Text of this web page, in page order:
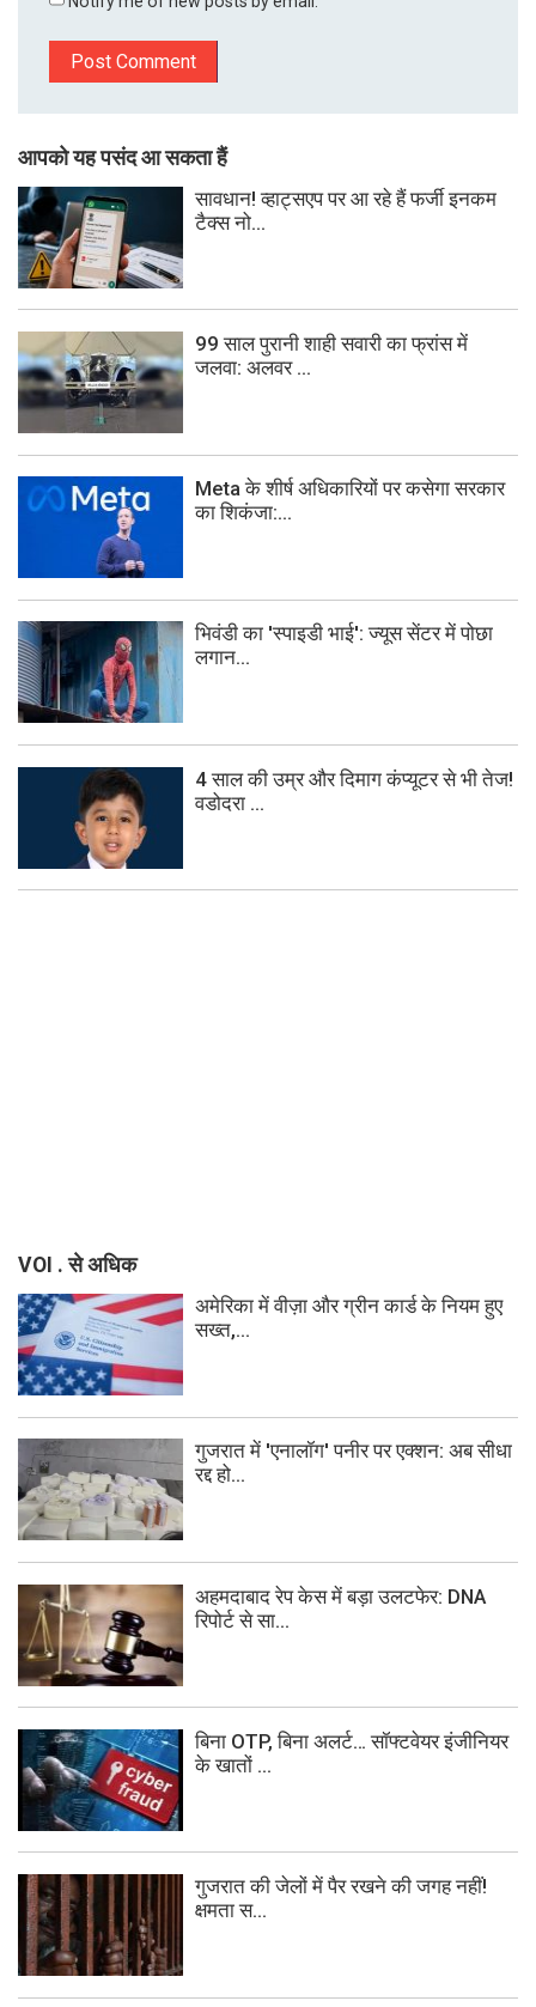
आपको यह पसंद आ सकता हैं
सावधान! व्हाट्सएप पर आ रहे हैं फर्जी इनकम
टैक्स नो...
99 साल पुरानी शाही सवारी का फ्रांस में
जलवा: अलवर ...
Meta के शीर्ष अधिकारियों पर कसेगा सरकार
का शिकंजा:...
भिवंडी का 'स्पाइडी भाई': ज्यूस सेंटर में पोछा
लगान...
4 साल की उम्र और दिमाग कंप्यूटर से भी तेज!
वडोदरा ...
VOI . से अधिक
अमेरिका में वीज़ा और ग्रीन कार्ड के नियम हुए
सख्त,...
गुजरात में 'एनालॉग' पनीर पर एक्शन: अब सीधा
रद्द हो...
अहमदाबाद रेप केस में बड़ा उलटफेर: DNA
रिपोर्ट से सा...
बिना OTP, बिना अलर्ट… सॉफ्टवेयर इंजीनियर
के खातों ...
गुजरात की जेलों में पैर रखने की जगह नहीं!
क्षमता स...